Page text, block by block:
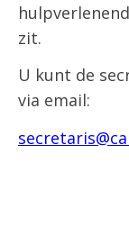
zit.
U kunt de
via email: